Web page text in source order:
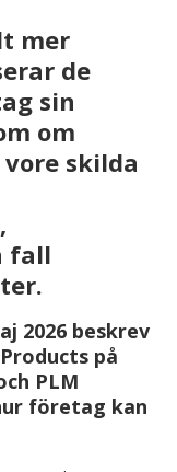
mer
de
sin
om
skilda
fall
2026 beskrev
på
PLM
företag kan